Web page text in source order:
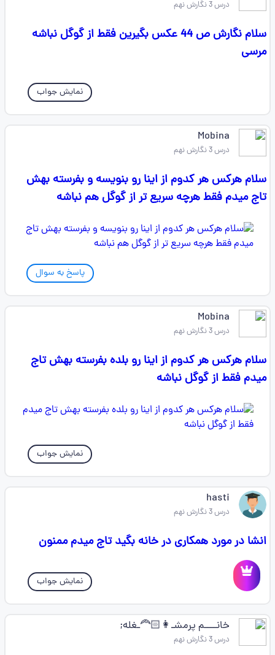
درس 3 نگارش نهم
سلام نگارش ص 44 عکس بگیرین فقط از گوگل نباشه
مرسی
نمایش جواب
Mobina
درس 3 نگارش نهم
سلام هرکس هر کدوم از اینا رو بنویسه و بفرسته بهش
تاج میدم فقط هرچه سریع تر از گوگل هم نباشه
پاسخ به سوال
Mobina
درس 3 نگارش نهم
سلام هرکس هر کدوم از اینا رو بلده بفرسته بهش تاج
میدم فقط از گوگل نباشه
نمایش جواب
hasti
درس 3 نگارش نهم
انشا در مورد همکاری در خانه بگید تاج میدم ممنون
نمایش جواب
خانــــم پرمشـ👩🏻‍🦰ـغله;
درس 3 نگارش نهم